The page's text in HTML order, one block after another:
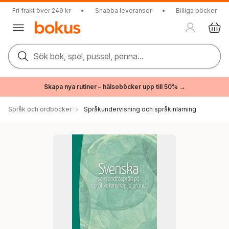
Fri frakt över 249 kr • Snabba leveranser • Billiga böcker
Sök bok, spel, pussel, penna...
Skapa nya rutiner – hälsoböcker upp till 50% →
Språk och ordböcker Språkundervisning och språkinlärning